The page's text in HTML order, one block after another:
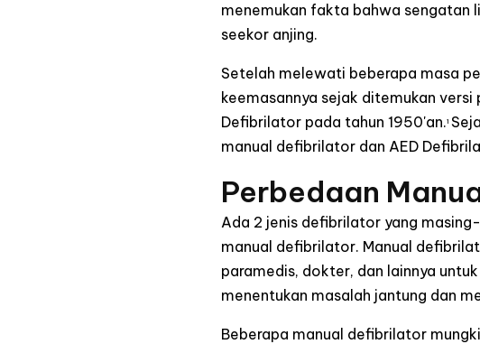
menemukan fakta bahwa sengatan
seekor anjing.
Setelah melewati beberapa masa
keemasannya sejak ditemukan
Defibrilator pada tahun 1950'an.1
manual defibrilator dan AED
Perbedaan
Ada 2 jenis defibrilator yang
manual defibrilator. Manual
paramedis, dokter, dan lainnya
menentukan masalah jantung dan
Beberapa manual defibrilator